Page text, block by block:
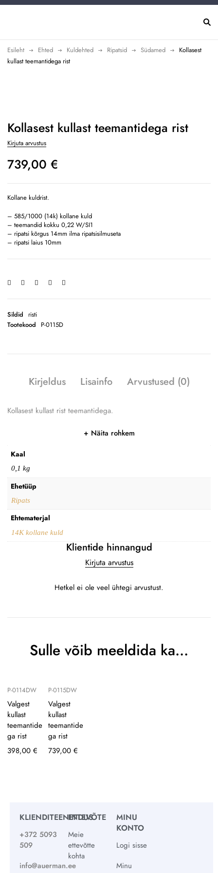
Esileht Ehted Kuldehted Ripatsid Südamed
Kollasest
kullast teemantidega rist
Kollasest kullast teemantidega rist
Kirjuta arvustus
739,00 €
Kollane kuldrist.
– 585/1000 (14k) kollane kuld
– teemandid kokku 0,22 W/SI1
– ripatsi kõrgus 14mm ilma ripatsisilmuseta
– ripatsi laius 10mm
Sildid
risti
Tootekood
P-0115D
Kirjeldus Lisainfo Arvustused (0)
Kollasest kullast rist teemantidega.
Näita rohkem
Kaal
0,1 kg
Ehetüüp
Ripats
Ehtematerjal
14K kollane kuld
Klientide hinnangud
Kirjuta arvustus
Hetkel ei ole veel ühtegi arvustust.
Sulle võib meeldida ka…
P-0114DW
Valgest
kullast
teemantide
ga rist
398,00 €
P-0115DW
Valgest
kullast
teemantide
ga rist
739,00 €
KLIENDITEENINDUS
+372 5093
509
info@auerman.ee
ETTEVÕTE
Meie
ettevõtte
kohta
MINU
KONTO
Logi sisse
Minu